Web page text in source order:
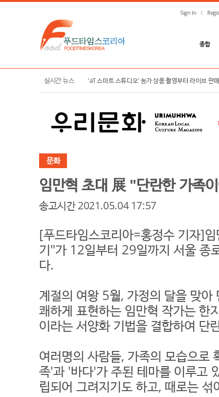
Sign In
종합
실시간 뉴스
한국농수산식품유통공사, K-푸드 수출 확대 및 K-컬
'aT 스마트 스튜디오' 농가 상품 촬영부터 라이브 판
문화
임만혁 초대 展 "단란한 가족
송고시간 2021.05.04 17:57
[푸드타임스코리아=홍정수 기자]
기"가 12일부터 29일까지 서울 종
다.
계절의 여왕 5월, 가정의 달을 맞
쾌하게 표현하는 임만혁 작가는 한
이라는 서양화 기법을 결합하여 단
여러명의 사람들, 가족의 모습으로
족'과 '바다'가 주된 테마를 이루고
립되어 그려지기도 하고, 때로는